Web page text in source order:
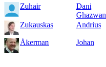
Zuhair
Dani
Ghazwan
Zukauskas Andrius
Åkerman Johan